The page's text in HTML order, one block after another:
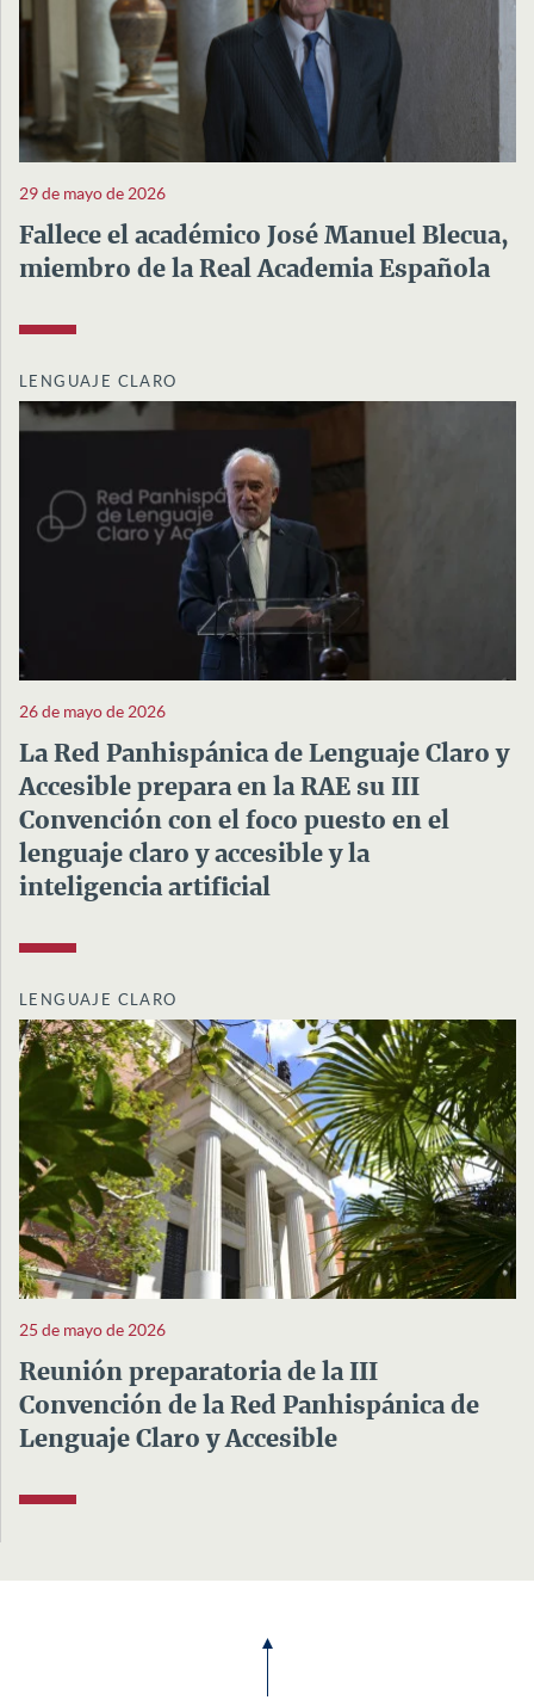
29 de mayo de 2026
Fallece el académico José Manuel Blecua,
miembro de la Real Academia Española
LENGUAJE CLARO
26 de mayo de 2026
La Red Panhispánica de Lenguaje Claro y
Accesible prepara en la RAE su III
Convención con el foco puesto en el
lenguaje claro y accesible y la
inteligencia artificial
LENGUAJE CLARO
25 de mayo de 2026
Reunión preparatoria de la III
Convención de la Red Panhispánica de
Lenguaje Claro y Accesible